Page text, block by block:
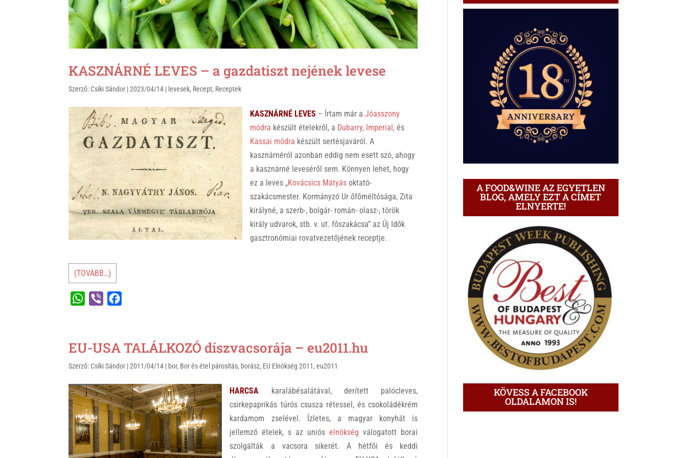
KASZNÁRNÉ LEVES – a gazdatiszt nejének levese
Szerző: Csíki Sándor |2023/04/14 | levesek, Recept, Receptek
KASZNÁRNÉ LEVES – Írtam már aJóasszony
módra készült ételekről, a Dubarry, Imperial, és
Kassai módra készült sertésjaváról. A
kasznárnéról azonban eddig nem esett szó, ahogy
a kasznárné leveséről sem. Könnyen lehet, hogy
ez a leves „Kovácsics Mátyás oktató-
szakácsmester. Kormányzó Ur őfőméltósága, Zita
királyné, a szerb-, bolgár- román- olasz-, török
király udvarok, stb. v. ut. főszakácsa” az Új Idők
gasztronómiai rovatvezetőjének receptje.
(TOVÁBB…)
W
t
A
p
p
e
r
e
o
o
k
EU-USA TALÁLKOZÓ díszvacsorája – eu2011.hu
Szerző: Csíki Sándor |2011/04/14 | bor, Bor és étel párosítás, borász, EU Elnökség 2011,eu2011
HARCSA karalábésalátával, derített palócleves,
csirkepaprikás túrós csusza rétessel, és csokoládékrém
kardamom zselével. Ízletes, a magyar konyhát is
jellemző ételek, s az unióselnökség válogatott borai
szolgálták a vacsora sikerét. A hétfői és keddi
A FOOD&WINE AZ EGYETLEN
BLOG, AMELY EZT A CÍMET
ELNYERTE!
KÖVESS A FACEBOOK
OLDALAMON IS!